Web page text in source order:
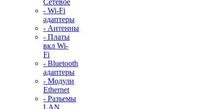
Сетевое
- Wi-Fi
адаптеры
- Антенны
- Платы
вкл Wi-
Fi
- Bluetooth
адаптеры
- Модули
Ethernet
- Разъемы
LAN